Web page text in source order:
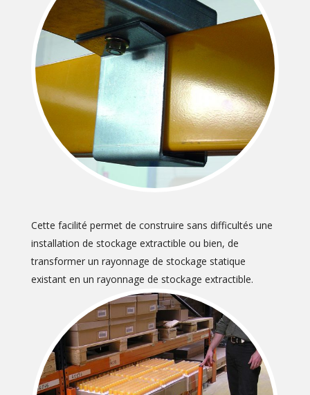
Cette facilité permet de construire sans difficultés une
installation de stockage extractible ou bien, de
transformer un rayonnage de stockage statique
existant en un rayonnage de stockage extractible.